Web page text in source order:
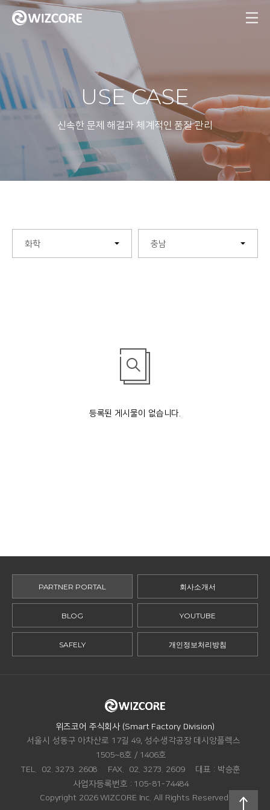
MENU
USE CASE
신속한 문제 해결과 체계적인 품질 관리
화학 충남
등록된 게시물이 없습니다.
PARTNER PORTAL 회사소개서
BLOG YOUTUBE
SAFELY 개인정보처리방침
위즈코어 주식회사 (Smart Factory Division)
서울시 성동구 아차산로 17길 49, 성수생각공장 데시앙플렉스
1505~8호 / 1406호
TEL.
02. 3273. 2608 FAX. 02. 3273. 2609 대표 : 박승훈
사업자등록번호 : 105-81-74484
Copyright 2026 WIZCORE Inc. All Rights Reserved.